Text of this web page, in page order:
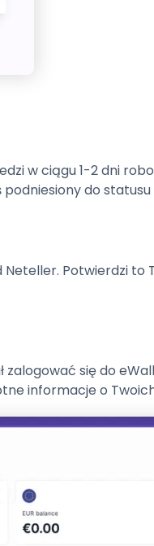
w ciągu 1-2 dni
do statusu
Potwierdzi to
zalogować się do
informacje o